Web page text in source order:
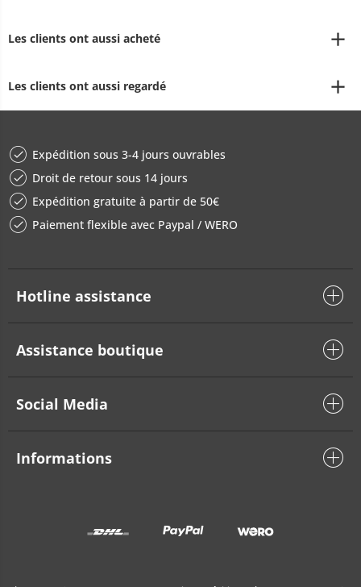
Les clients ont aussi acheté
Les clients ont aussi regardé
Expédition sous 3-4 jours ouvrables
Droit de retour sous 14 jours
Expédition gratuite à partir de 50€
Paiement flexible avec Paypal / WERO
Hotline assistance
Assistance boutique
Social Media
Informations